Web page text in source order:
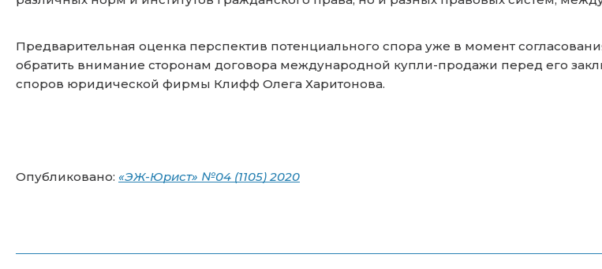
Предварительная оценка перспектив потенциального спора уже в момент
обратить внимание сторонам договора международной купли-продажи перед его
споров юридической фирмы Клифф Олега Харитонова.
Опубликовано: «ЭЖ-Юрист» №04 (1105) 2020